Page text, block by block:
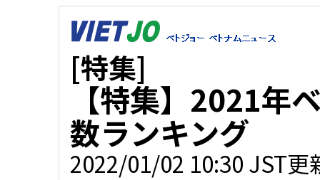
[特集]
【特集】2021年
数ランキング
2022/01/02 10:30 JST更